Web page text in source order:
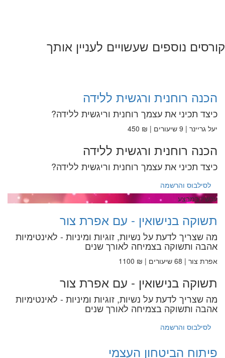
קורסים נוספים שעשויים לעניין אותך
הכנה רוחנית ורגשית ללידה
כיצד תכיני את עצמך רוחנית וריגשית ללידה?
יעל גריינר | 9 שיעורים | ₪ 450
הכנה רוחנית ורגשית ללידה
כיצד תכיני את עצמך רוחנית וריגשית ללידה?
לסילבוס והרשמה
עכשיו במבצע
תשוקה בנישואין - עם אפרת צור
מה שצריך לדעת על נשיות, זוגיות ומיניות - לאינטימיות
אהבה ותשוקה בצמיחה לאורך שנים
אפרת צור | 68 שיעורים | ₪ 1100
תשוקה בנישואין - עם אפרת צור
מה שצריך לדעת על נשיות, זוגיות ומיניות - לאינטימיות
אהבה ותשוקה בצמיחה לאורך שנים
לסילבוס והרשמה
פיתוח הביטחון העצמי